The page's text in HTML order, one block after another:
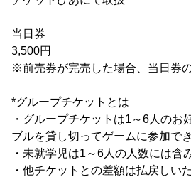
当日券
3,500円
※前売券が完売した場合、当日券
*グループチケットとは
・グループチケットは1～6人のお
ブルを貸し切ってゲームに参加で
・未就学児は1～6人の人数には含
・他チケットとの差額は払戻しい